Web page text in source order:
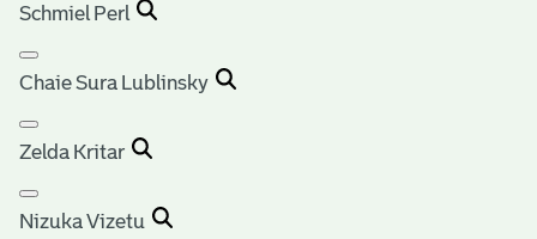
Schmiel Perl
Chaie Sura Lublinsky
Zelda Kritar
Nizuka Vizetu